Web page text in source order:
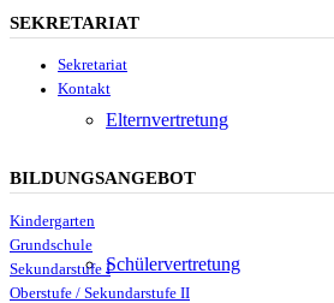
Elternvertretung
Schülervertretung
SEKRETARIAT
Sekretariat
Kontakt
BILDUNGSANGEBOT
Kindergarten
Grundschule
Sekundarstufe I
Oberstufe / Sekundarstufe II